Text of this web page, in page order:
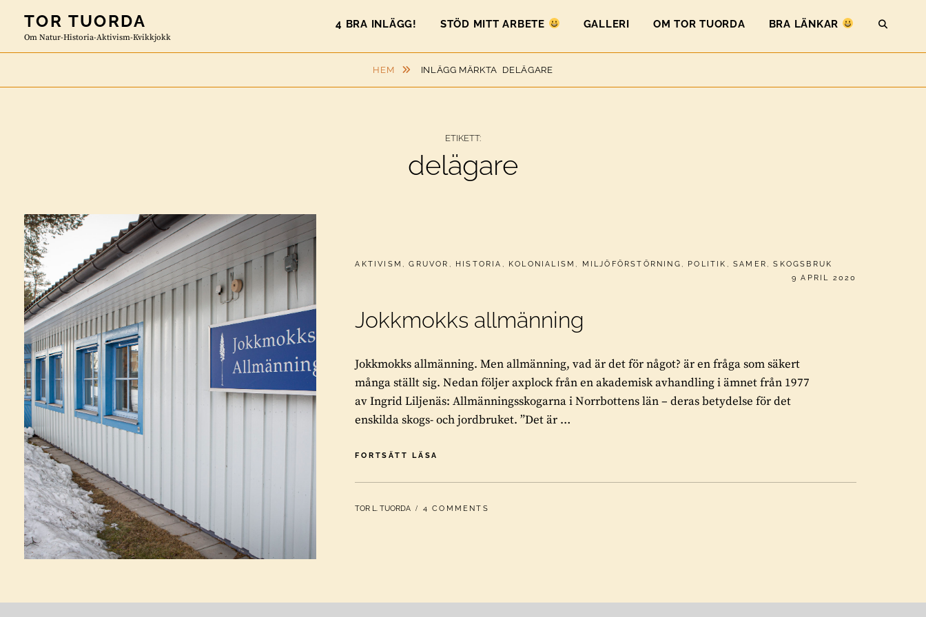
content
TOR TUORDA
Om Natur-Historia-Aktivism-Kvikkjokk
4 BRA INLÄGG! STÖD MITT ARBETE GALLERI OM TOR TUORDA BRA LÄNKAR
HEM INLÄGG MÄRKTA DELÄGARE
ETIKETT:
delägare
CATEGORIES:
AKTIVISM ,GRUVOR , HISTORIA , KOLONIALISM , MILJÖFÖRSTÖRNING , POLITIK ,SAMER ,SKOGSBRUK
PUBLICERAT
9 APRIL 2020
Jokkmokks allmänning
Jokkmokks allmänning. Men allmänning, vad är det för något? är en fråga som säkert
många ställt sig. Nedan följer axplock från en akademisk avhandling i ämnet från 1977
av Ingrid Liljenäs: Allmänningsskogarna i Norrbottens län – deras betydelse för det
enskilda skogs- och jordbruket. ”Det är …
FORTSÄTT LÄSA
BY
TOR L. TUORDA 4 COMMENTS